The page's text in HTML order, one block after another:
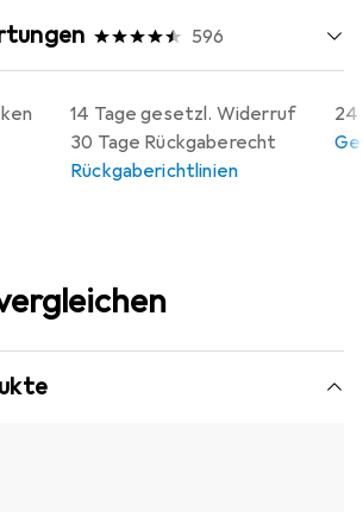
596
14 Tage gesetzl. Widerruf
30 Tage Rückgaberecht
Rückgaberichtlinien
24